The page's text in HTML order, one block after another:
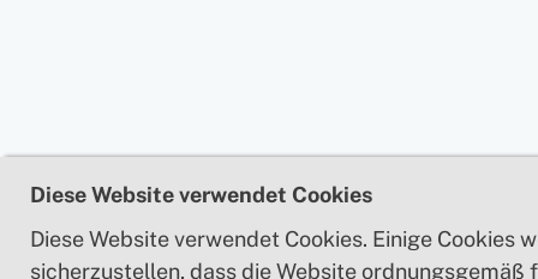
Diese Website verwendet Cookies
Diese Website verwendet Cookies. Einige Cookies
sicherzustellen, dass die Website ordnungsgemäß